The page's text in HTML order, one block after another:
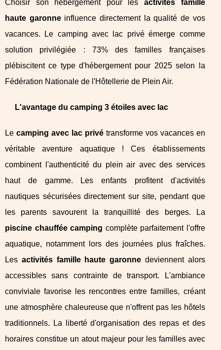
Choisir son hébergement pour les activités famille
haute garonneinfluence directement la qualité de vos
vacances. Le camping avec lac privé émerge comme
solution privilégiée : 73% des familles françaises
plébiscitent ce type d'hébergement pour 2025 selon la
Fédération Nationale de l'Hôtellerie de Plein Air.
L'avantage du camping 3 étoiles avec lac
Le camping avec lac privétransforme vos vacances en
véritable aventure aquatique ! Ces établissements
combinent l'authenticité du plein air avec des services
haut de gamme. Les enfants profitent d'activités
nautiques sécurisées directement sur site, pendant que
les parents savourent la tranquillité des berges. La
piscine chauffée camping complète parfaitement l'offre
aquatique, notamment lors des journées plus fraîches.
Les activités famille haute garonne deviennent alors
accessibles sans contrainte de transport. L'ambiance
conviviale favorise les rencontres entre familles, créant
une atmosphère chaleureuse que n'offrent pas les hôtels
traditionnels. La liberté d'organisation des repas et des
horaires constitue un atout majeur pour les familles avec